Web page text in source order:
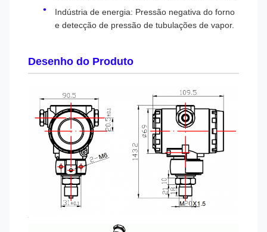
Indústria de energia: Pressão negativa do forno
e detecção de pressão de tubulações de vapor.
Desenho do Produto